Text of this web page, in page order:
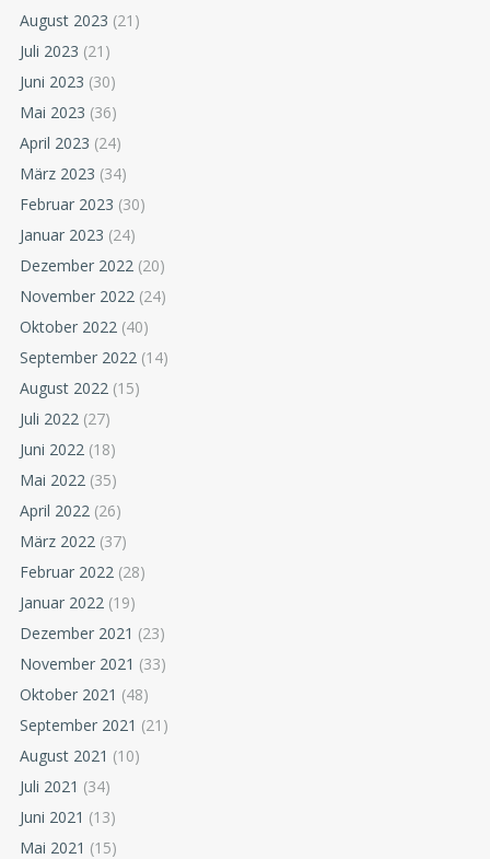
August 2023 (21)
Juli 2023 (21)
Juni 2023 (30)
Mai 2023 (36)
April 2023 (24)
März 2023 (34)
Februar 2023 (30)
Januar 2023 (24)
Dezember 2022 (20)
November 2022 (24)
Oktober 2022 (40)
September 2022 (14)
August 2022 (15)
Juli 2022 (27)
Juni 2022 (18)
Mai 2022 (35)
April 2022 (26)
März 2022 (37)
Februar 2022 (28)
Januar 2022 (19)
Dezember 2021 (23)
November 2021 (33)
Oktober 2021 (48)
September 2021 (21)
August 2021 (10)
Juli 2021 (34)
Juni 2021 (13)
Mai 2021 (15)